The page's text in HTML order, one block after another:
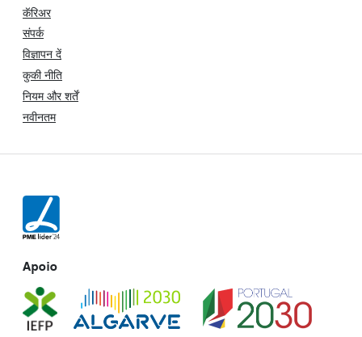
कॅरिअर
संपर्क
विज्ञापन दें
कुकी नीति
नियम और शर्तें
नवीनतम
Apoio